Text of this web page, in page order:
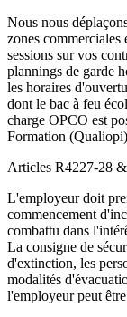
Nous nous
zones commerciales
sessions sur vos
plannings de garde
les horaires
dont le bac à feu
charge OPCO est
Formation
Articles R4227-28
L'employeur doit
commencement
combattu dans
La consigne de
d'extinction, les
modalités
l'employeur peut